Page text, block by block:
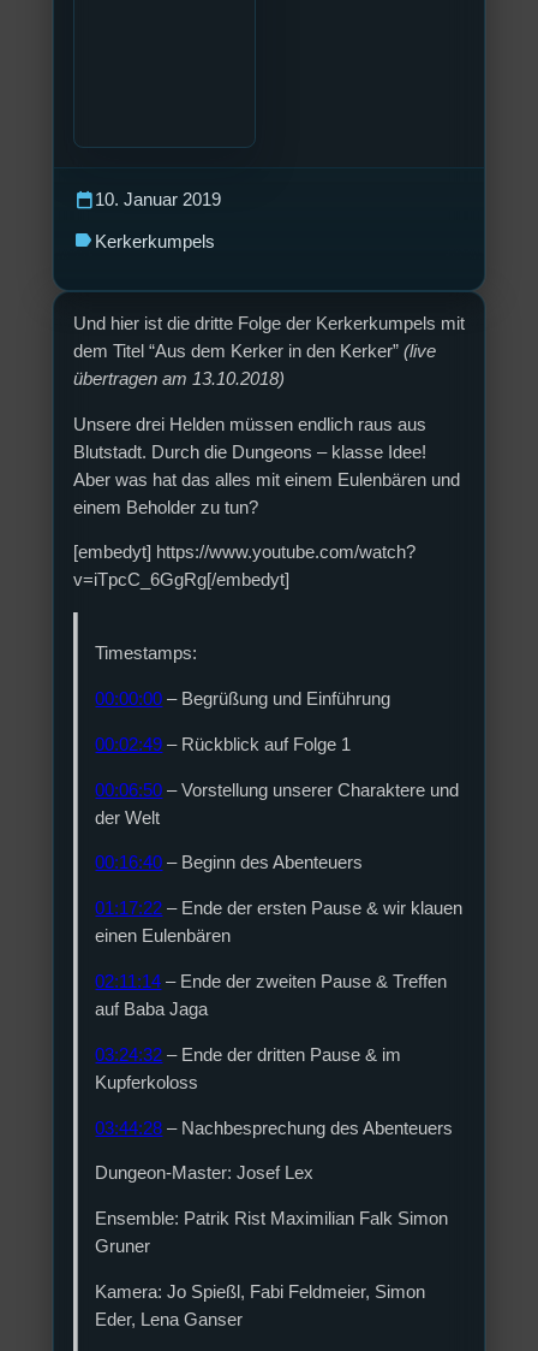
Und hier ist die dritte Folge der Kerkerkumpels mit
dem Titel “Aus dem Kerker in den Kerker” (live
übertragen am 13.10.2018)
Unsere drei Helden müssen endlich raus aus
Blutstadt. Durch die Dungeons – klasse Idee!
Aber was hat das alles mit einem Eulenbären und
einem Beholder zu tun?
[embedyt] https://www.youtube.com/watch?
v=iTpcC_6GgRg[/embedyt]
Timestamps:
00:00:00 – Begrüßung und Einführung
00:02:49 – Rückblick auf Folge 1
00:06:50 – Vorstellung unserer Charaktere und
der Welt
00:16:40 – Beginn des Abenteuers
01:17:22 – Ende der ersten Pause & wir klauen
einen Eulenbären
02:11:14 – Ende der zweiten Pause & Treffen
auf Baba Jaga
03:24:32 – Ende der dritten Pause & im
Kupferkoloss
03:44:28 – Nachbesprechung des Abenteuers
Dungeon-Master: Josef Lex
Ensemble: Patrik Rist Maximilian Falk Simon
Gruner
Kamera: Jo Spießl, Fabi Feldmeier, Simon
Eder, Lena Ganser
calendar_today10. Januar 2019
label Kerkerkumpels